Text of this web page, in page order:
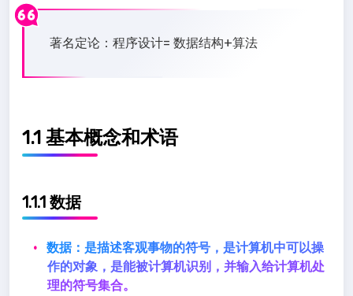
著名定论：程序设计= 数据结构+算法
1.1 基本概念和术语
1.1.1 数据
数据：是描述客观事物的符号，是计算机中可以操
作的对象，是能被计算机识别，并输入给计算机处
理的符号集合。